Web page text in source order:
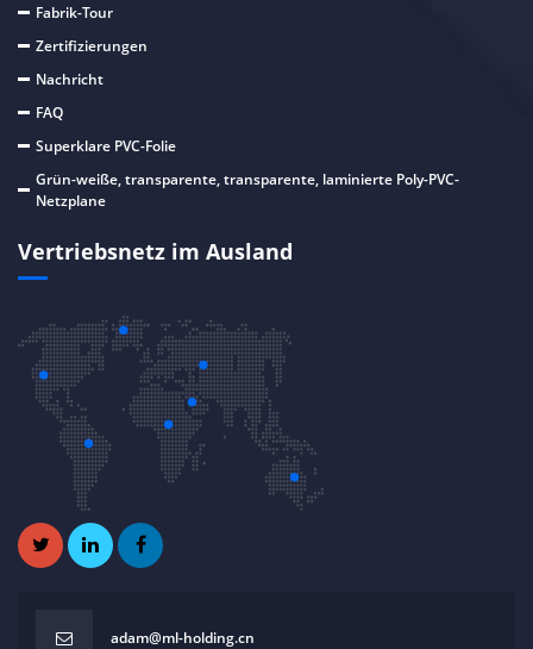
Fabrik-Tour
Zertifizierungen
Nachricht
FAQ
Superklare PVC-Folie
Grün-weiße, transparente, transparente, laminierte Poly-PVC-
Netzplane
Vertriebsnetz im Ausland
adam@ml-holding.cn